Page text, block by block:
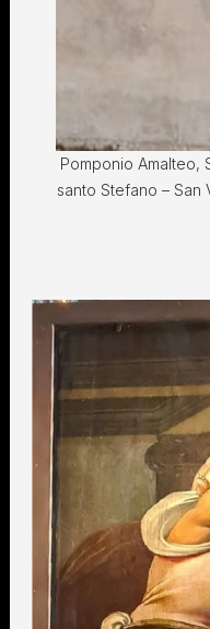
Pomponio Amalteo,
santo Stefano – San